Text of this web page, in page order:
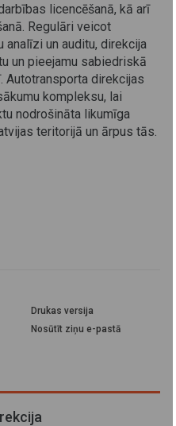
licencēšanā, kā arī
Regulāri veicot
un auditu, direkcija
un pieejamu sabiedriskā
direkcijas
kompleksu, lai
nodrošināta likumīga
teritorijā un ārpus tās.
Drukas versija
Nosūtīt ziņu e-pastā